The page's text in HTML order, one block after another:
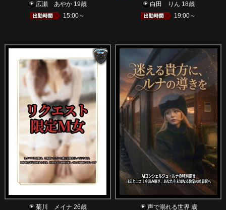
広瀬 あやか 19歳
15:00～
白田 りん 18歳
19:00～
菊川 メイナ 26歳 声で溺れる世界 歳